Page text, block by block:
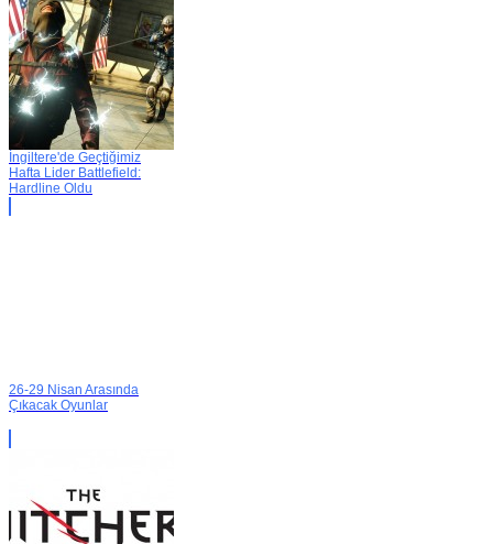
İngiltere'de Geçtiğimiz
Hafta Lider Battlefield:
Hardline Oldu
26-29 Nisan Arasında
Çıkacak Oyunlar